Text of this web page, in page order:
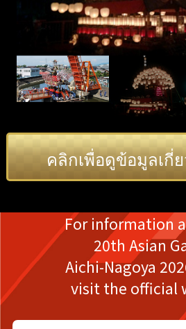
คลิกเพื่อดูข้อมูลเกี่
For information
20th Asian
Aichi-Nagoya
visit the official